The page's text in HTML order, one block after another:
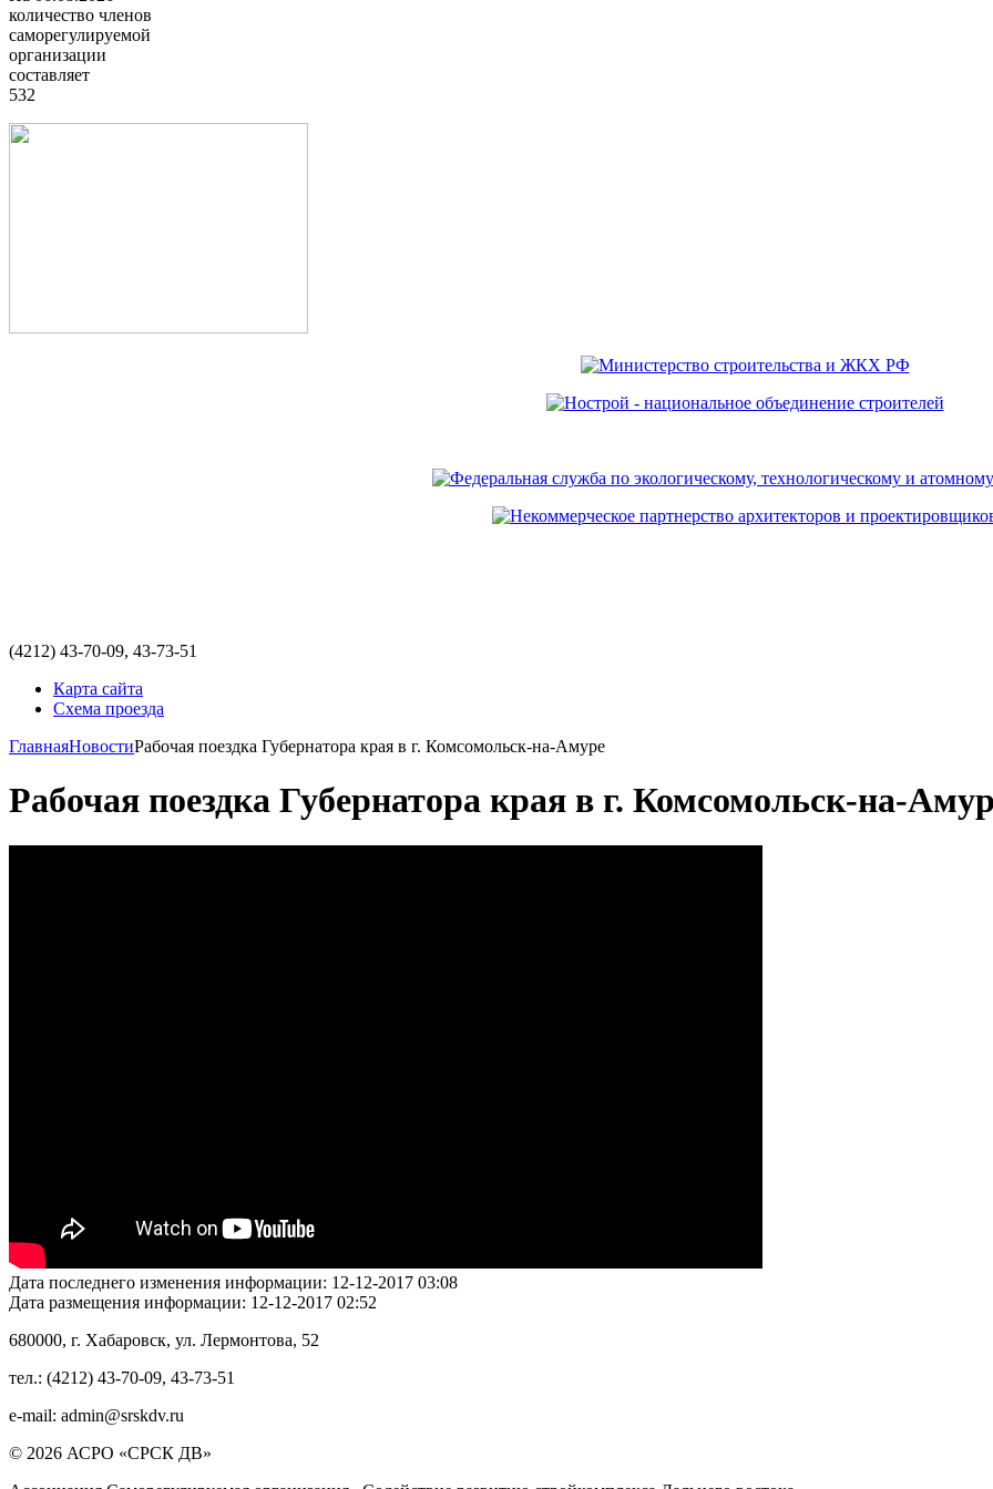
количество членов
саморегулируемой
организации
составляет
532
(4212) 43-70-09, 43-73-51
Карта сайта
Схема проезда
ГлавнаяНовостиРабочая поездка Губернатора края в г. Комсомольск-на-Амуре
Рабочая поездка Губернатора края в г. Комсомольск-на-
Дата последнего изменения информации: 12-12-2017 03:08
Дата размещения информации: 12-12-2017 02:52
680000, г. Хабаровск, ул. Лермонтова, 52
тел.: (4212) 43-70-09, 43-73-51
e-mail: admin@srskdv.ru
© 2026 АСРО «СРСК ДВ»